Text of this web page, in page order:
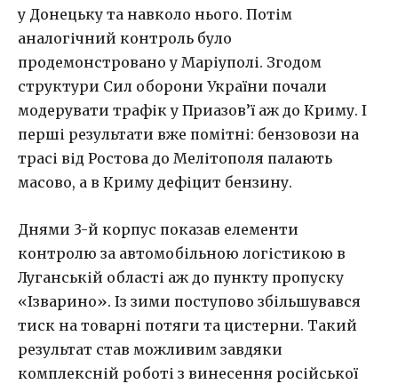
у Донецьку та навколо нього. Потім
аналогічний контроль було
продемонстровано у Маріуполі. Згодом
структури Сил оборони України почали
модерувати трафік у Приазов’ї аж до Криму. І
перші результати вже помітні: бензовози на
трасі від Ростова до Мелітополя палають
масово, а в Криму дефіцит бензину.
Днями 3-й корпус показав елементи
контролю за автомобільною логістикою в
Луганській області аж до пункту пропуску
«Ізварино». Із зими поступово збільшувався
тиск на товарні потяги та цистерни. Такий
результат став можливим завдяки
комплексній роботі з винесення російської